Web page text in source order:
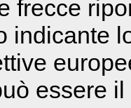
frecce
indicante
essere